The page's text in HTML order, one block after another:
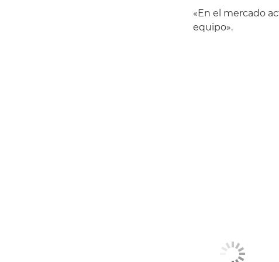
«En el mercado
equipo».